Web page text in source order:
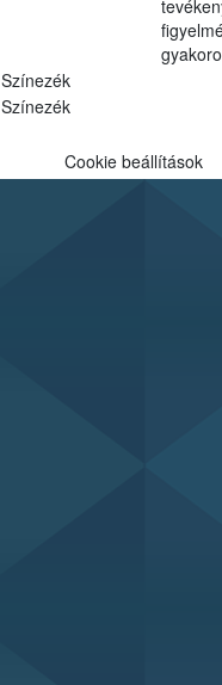
Színezék
Színezék
Cookie beállítások